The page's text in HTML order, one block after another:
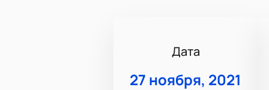
Дата
27 ноября, 2021